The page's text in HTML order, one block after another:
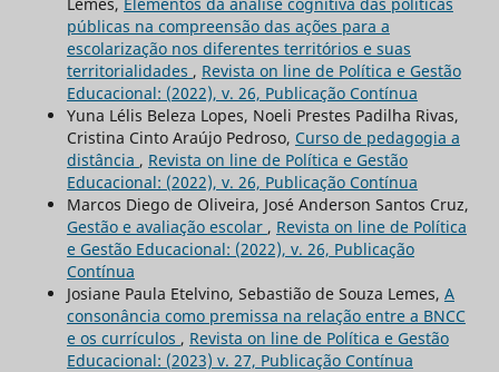
públicas na compreensão das ações para a
escolarização nos diferentes territórios e suas
territorialidades , Revista on line de Política e Gestão
Educacional: (2022), v. 26, Publicação Contínua
Yuna Lélis Beleza Lopes, Noeli Prestes Padilha Rivas,
Cristina Cinto Araújo Pedroso, Curso de pedagogia a
distância , Revista on line de Política e Gestão
Educacional: (2022), v. 26, Publicação Contínua
Marcos Diego de Oliveira, José Anderson Santos Cruz,
Gestão e avaliação escolar , Revista on line de Política
e Gestão Educacional: (2022), v. 26, Publicação
Contínua
Josiane Paula Etelvino, Sebastião de Souza Lemes, A
consonância como premissa na relação entre a BNCC
e os currículos , Revista on line de Política e Gestão
Educacional: (2023) v. 27, Publicação Contínua